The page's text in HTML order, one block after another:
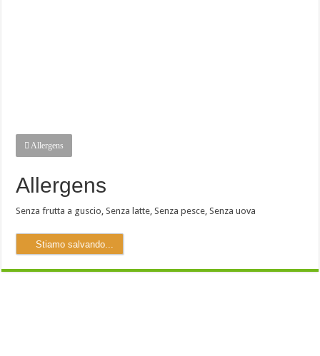
Allergens
Allergens
Senza frutta a guscio ,Senza latte ,Senza pesce ,Senza uova
Stiamo salvando...